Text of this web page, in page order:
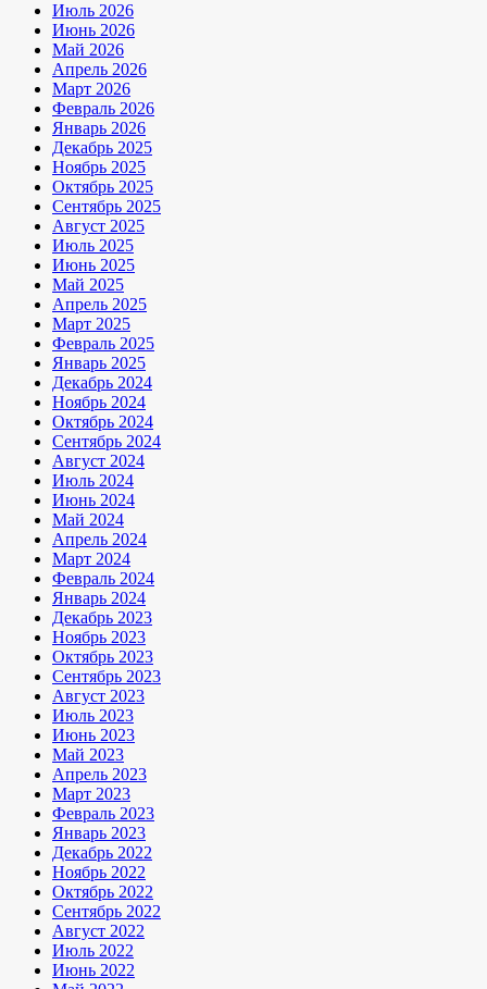
Июль 2026
Июнь 2026
Май 2026
Апрель 2026
Март 2026
Февраль 2026
Январь 2026
Декабрь 2025
Ноябрь 2025
Октябрь 2025
Сентябрь 2025
Август 2025
Июль 2025
Июнь 2025
Май 2025
Апрель 2025
Март 2025
Февраль 2025
Январь 2025
Декабрь 2024
Ноябрь 2024
Октябрь 2024
Сентябрь 2024
Август 2024
Июль 2024
Июнь 2024
Май 2024
Апрель 2024
Март 2024
Февраль 2024
Январь 2024
Декабрь 2023
Ноябрь 2023
Октябрь 2023
Сентябрь 2023
Август 2023
Июль 2023
Июнь 2023
Май 2023
Апрель 2023
Март 2023
Февраль 2023
Январь 2023
Декабрь 2022
Ноябрь 2022
Октябрь 2022
Сентябрь 2022
Август 2022
Июль 2022
Июнь 2022